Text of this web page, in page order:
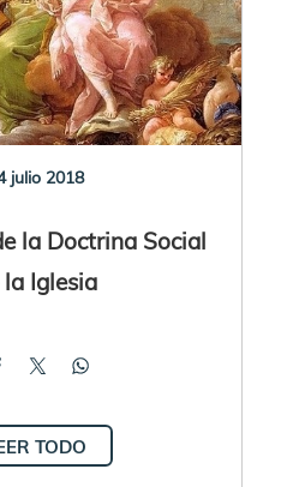
julio 2018
la Doctrina Social
la Iglesia
TODO